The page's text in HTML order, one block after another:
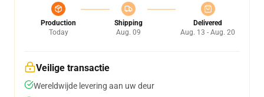
Production
Today
Shipping
Aug. 09
Delivered
Aug. 13 - Aug. 20
Veilige transactie
Wereldwijde levering aan uw deur